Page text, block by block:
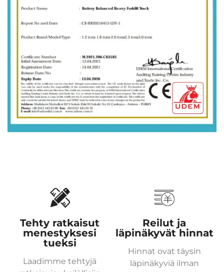
Tehty ratkaisut
menestyksesi
tueksi
Laadimme tehtyjä
Reilut ja
läpinäkyvät hinnat
Hinnat ovat täysin
läpinäkyviä ilman